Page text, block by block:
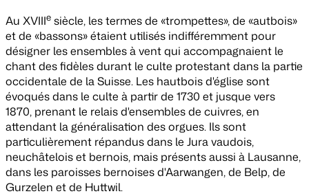
Au XVIIIe siècle, les termes de «trompettes», de «autbois»
et de «bassons» étaient utilisés indifféremment pour
désigner les ensembles à vent qui accompagnaient le
chant des fidèles durant le culte protestant dans la partie
occidentale de la Suisse. Les hautbois d'église sont
évoqués dans le culte à partir de 1730 et jusque vers
1870, prenant le relais d'ensembles de cuivres, en
attendant la généralisation des orgues. Ils sont
particulièrement répandus dans le Jura vaudois,
neuchâtelois et bernois, mais présents aussi à Lausanne,
dans les paroisses bernoises d'Aarwangen, de Belp, de
Gurzelen et de Huttwil.